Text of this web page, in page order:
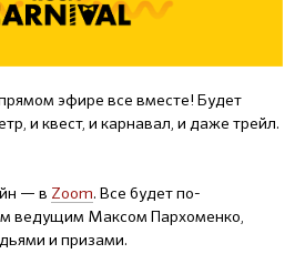
эфире все вместе! Будет
и квест, и карнавал, и даже трейл.
— в Zoom. Все будет по-
ведущим Максом Пархоменко,
и призами.